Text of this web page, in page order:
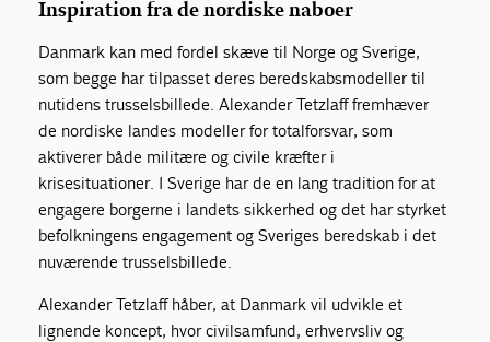
Inspiration fra de nordiske naboer
Danmark kan med fordel skæve til Norge og Sverige,
som begge har tilpasset deres beredskabsmodeller til
nutidens trusselsbillede. Alexander Tetzlaff fremhæver
de nordiske landes modeller for totalforsvar, som
aktiverer både militære og civile kræfter i
krisesituationer. I Sverige har de en lang tradition for at
engagere borgerne i landets sikkerhed og det har styrket
befolkningens engagement og Sveriges beredskab i det
nuværende trusselsbillede.
Alexander Tetzlaff håber, at Danmark vil udvikle et
lignende koncept, hvor civilsamfund, erhvervsliv og